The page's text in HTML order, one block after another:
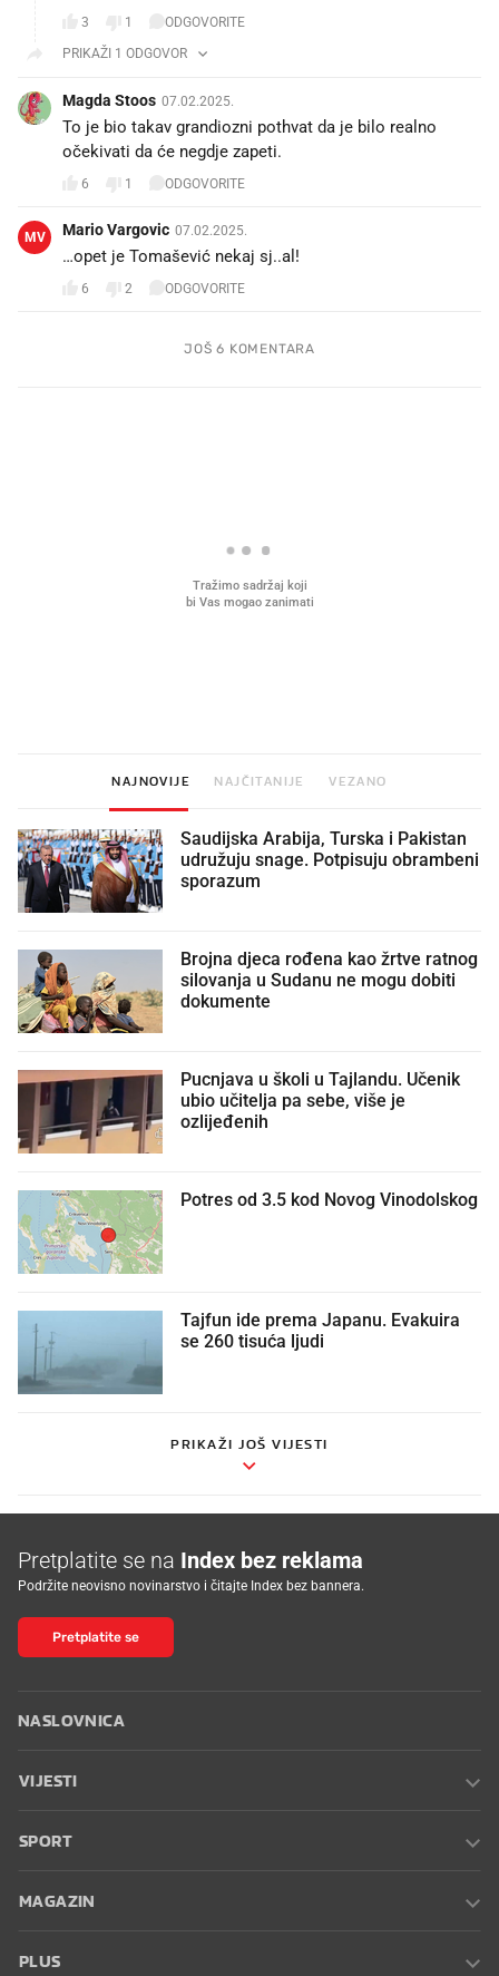
3 1
ODGOVORITE
PRIKAŽI 1 ODGOVOR
Magda Stoos 07.02.2025.
To je bio takav grandiozni pothvat da je bilo realno
očekivati da će negdje zapeti.
6 1 ODGOVORITE
MV Mario Vargovic 07.02.2025.
…opet je Tomašević nekaj sj..al!🤔
6 2 ODGOVORITE
JOŠ 6 KOMENTARA
NAJNOVIJE NAJČITANIJE VEZANO
Saudijska Arabija, Turska i Pakistan
udružuju snage. Potpisuju obrambeni
sporazum
Brojna djeca rođena kao žrtve ratnog
silovanja u Sudanu ne mogu dobiti
dokumente
Pucnjava u školi u Tajlandu. Učenik
ubio učitelja pa sebe, više je
ozlijeđenih
Potres od 3.5 kod Novog Vinodolskog
Tajfun ide prema Japanu. Evakuira
se 260 tisuća ljudi
PRIKAŽI JOŠ VIJESTI
Pretplatite se na Index bez reklama
Podržite neovisno novinarstvo i čitajte Index bez bannera.
Pretplatite se
NASLOVNICA
VIJESTI
SPORT
MAGAZIN
PLUS